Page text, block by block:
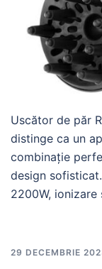
Uscător de păr
distinge ca un
combinație
design
2200W,
29 DECEMBRIE